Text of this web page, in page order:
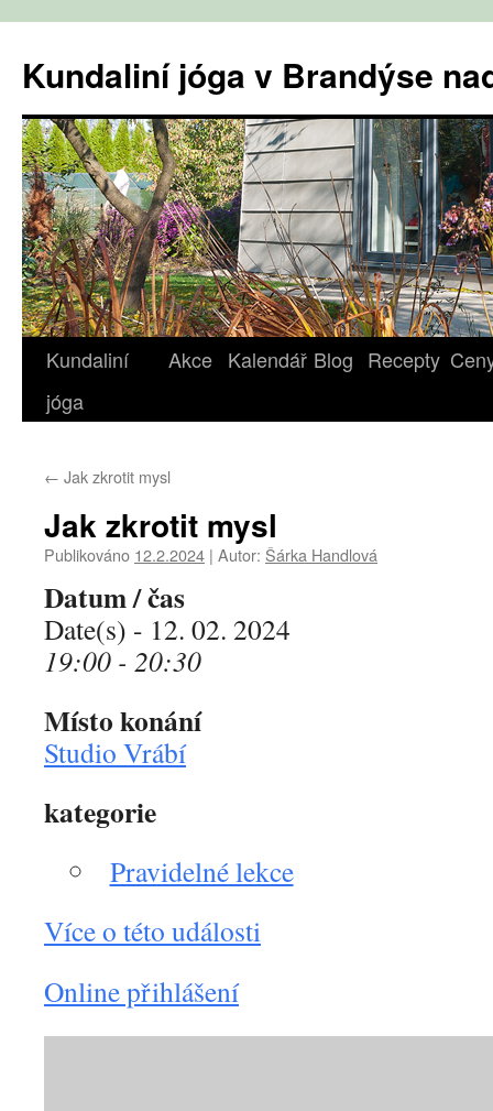
obsahu
webu
Kundaliní jóga v Brandýse
Kundaliní
jóga
Akce Kalendář Blog Recepty
← Jak zkrotit mysl
Jak zkrotit mysl
Publikováno 12.2.2024 | Autor: Šárka Handlová
Datum / čas
Date(s) - 12. 02. 2024
19:00 - 20:30
Místo konání
Studio Vrábí
kategorie
Pravidelné lekce
Více o této události
Online přihlášení